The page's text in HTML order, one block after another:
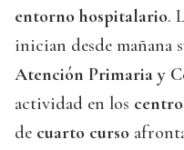
entorno hospitalario.
inician desde mañana
Atención Primaria y
actividad en los
de cuarto curso